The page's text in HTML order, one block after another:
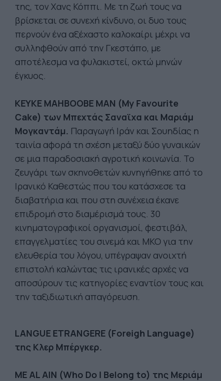
της, τον Χανς Κόππι. Με τη ζωή τους να
βρίσκεται σε συνεχή κίνδυνο, οι δυο τους
περνούν ένα αξέχαστο καλοκαίρι μέχρι να
συλληφθούν από την Γκεστάπο, με
αποτέλεσμα να φυλακιστεί, οκτώ μηνών
έγκυος.
KEYKE MAHBOOBE MAN (My Favourite
Cake) των Μπεχτάς Σαναϊχα και Μαριάμ
Μογκαντάμ. Παραγωγή Ιράν και Σουηδίας η
ταινία αφορά τη σχέση μεταξύ δύο γυναικών
σε μια παραδοσιακή αγροτική κοινωνία. Το
ζευγάρι των σκηνοθετών κυνηγήθηκε από το
Ιρανικό Καθεστώς που του κατάσχεσε τα
διαβατήρια και που στη συνέχεια έκανε
επιδρομή στο διαμέρισμά τους. 30
κινηματογραφικοί οργανισμοί, φεστιβάλ,
επαγγελματίες του σινεμά και ΜΚΟ για την
ελευθερία του λόγου, υπέγραψαν ανοιχτή
επιστολή καλώντας τις ιρανικές αρχές να
αποσύρουν τις κατηγορίες εναντίον τους και
την ταξιδιωτική απαγόρευση.
LANGUE ETRANGERE (Foreigh Language)
της Κλερ Μπέργκερ.
ME AL AIN (Who Do I Belong to) της Μεριάμ